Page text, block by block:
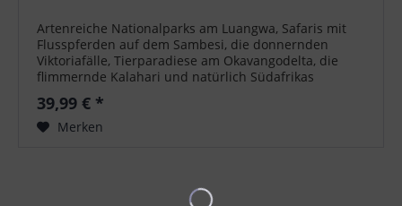
Artenreiche Nationalparks am Luangwa, Safaris mit
Flusspferden auf dem Sambesi, die donnernden
Viktoriafälle, Tierparadiese am Okavangodelta, die
flimmernde Kalahari und natürlich Südafrikas
Panoramastraßen, der Krügerpark und Kapstadt....
39,99 € *
Merken